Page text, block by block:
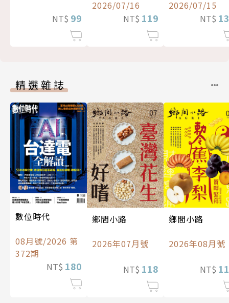
NT$ 99
2026/07/16
NT$ 119
2026/07/15
NT$
精選雜誌
數位時代
08月號/2026 第
372期
NT$ 180
鄉間小路
2026年07月號
NT$ 118
鄉間小路
2026年08月號
NT$